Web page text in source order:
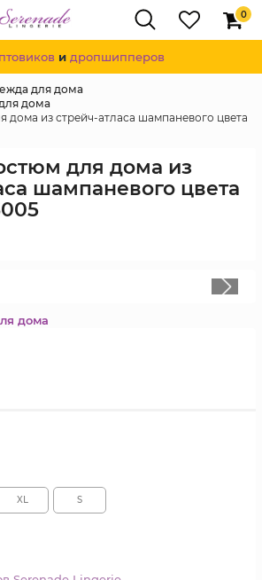
0
и дропшипперов
для дома
дома
дома из стрейч-атласа шампаневого цвета
для дома из
шампаневого цвета
дома
XL S